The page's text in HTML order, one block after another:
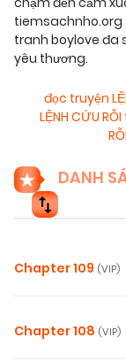
tiemsachnho.org
tranh boylove đa
yêu thương.
đọc truyện
LỆNH CỨU
DANH
Chapter 109 (VIP)
Chapter 108 (VIP)